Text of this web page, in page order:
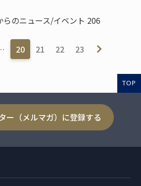
らのニュース/イベント 206
20 21 22 23
TOP
ー（メルマガ）に登録する